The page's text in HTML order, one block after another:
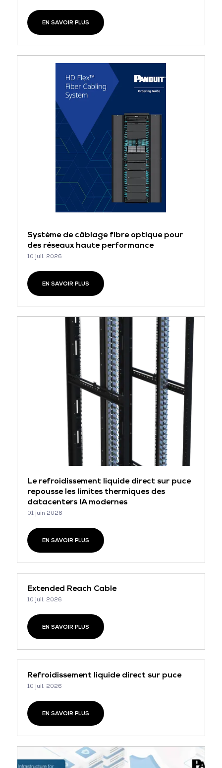
EN SAVOIR PLUS
Système de câblage fibre optique pour
des réseaux haute performance
10 juil. 2026
EN SAVOIR PLUS
Le refroidissement liquide direct sur puce
repousse les limites thermiques des
datacenters IA modernes
01 juin 2026
EN SAVOIR PLUS
Extended Reach Cable
10 juil. 2026
EN SAVOIR PLUS
Refroidissement liquide direct sur puce
10 juil. 2026
EN SAVOIR PLUS